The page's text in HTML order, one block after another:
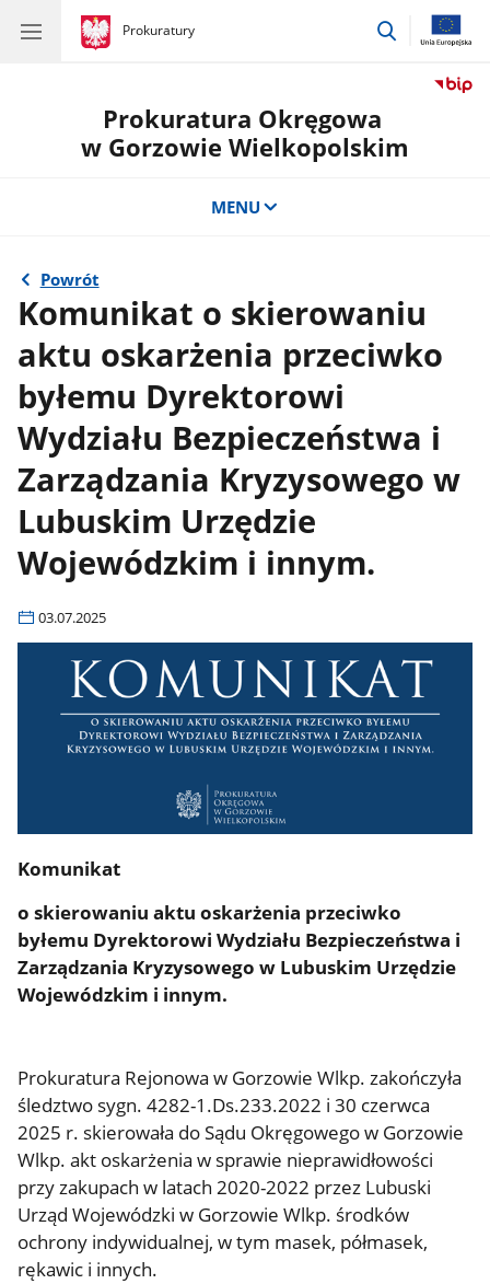
gov.pl
Prokuratury
gov.pl
Prokuratury
przejdź
Prokuratura Okręgowa
w Gorzowie Wielkopolskim
MENU
Powrót
Komunikat o skierowaniu
aktu oskarżenia przeciwko
byłemu Dyrektorowi
Wydziału Bezpieczeństwa i
Zarządzania Kryzysowego w
Lubuskim Urzędzie
Wojewódzkim i innym.
03.07.2025
Komunikat
o skierowaniu aktu oskarżenia przeciwko
byłemu Dyrektorowi Wydziału Bezpieczeństwa i
Zarządzania Kryzysowego w Lubuskim Urzędzie
Wojewódzkim i innym.
Prokuratura Rejonowa w Gorzowie Wlkp. zakończyła
śledztwo sygn. 4282-1.Ds.233.2022 i 30 czerwca
2025 r. skierowała do Sądu Okręgowego w Gorzowie
Wlkp. akt oskarżenia w sprawie nieprawidłowości
przy zakupach w latach 2020-2022 przez Lubuski
Urząd Wojewódzki w Gorzowie Wlkp. środków
ochrony indywidualnej, w tym masek, półmasek,
rękawic i innych.